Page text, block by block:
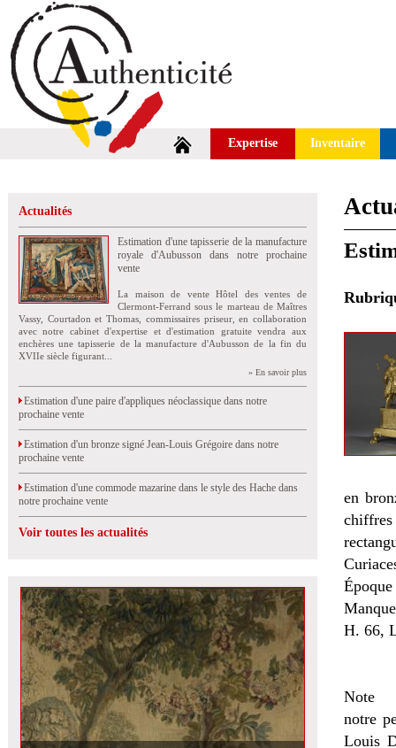
Expertise Inventaire
Actualités
Estimation d'une tapisserie de la manufacture
royale d'Aubusson dans notre prochaine
vente
La maison de vente Hôtel des ventes de
Clermont-Ferrand sous le marteau de Maîtres
Vassy, Courtadon et Thomas, commissaires priseur, en collaboration
avec notre cabinet d'expertise et d'estimation gratuite vendra aux
enchères une tapisserie de la manufacture d'Aubusson de la fin du
XVIIe siècle figurant...
» En savoir plus
Estimation d'une paire d'appliques néoclassique dans notre
prochaine vente
Estimation d'un bronze signé Jean-Louis Grégoire dans notre
prochaine vente
Estimation d'une commode mazarine dans le style des Hache dans
notre prochaine vente
Voir toutes les actualités
en
H. 66,
Note
notre
Louis